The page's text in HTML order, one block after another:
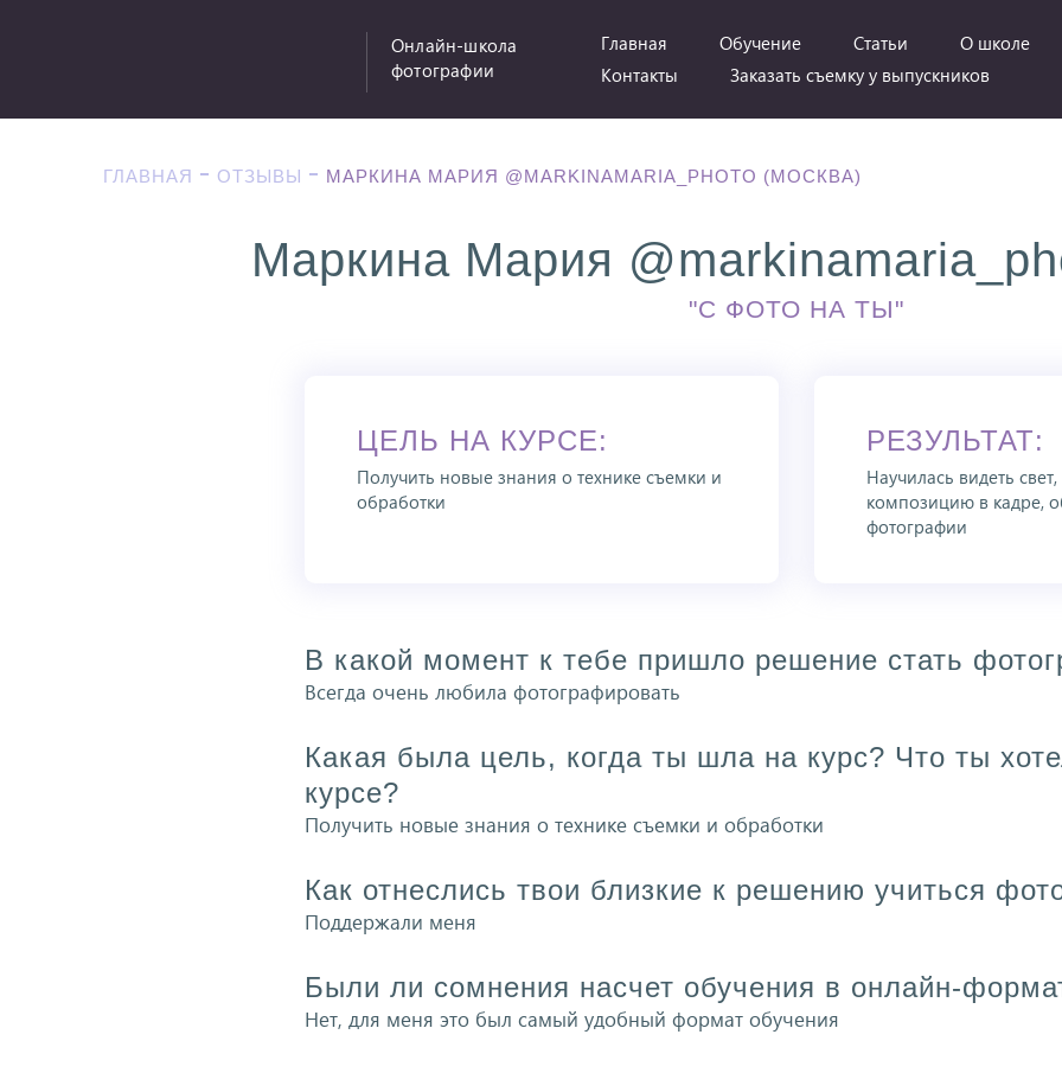
Онлайн-школа
фотографии
Главная Обучение Статьи О школе
Контакты
Заказать съемку у выпускников
ГЛАВНАЯ ОТЗЫВЫ МАРКИНА МАРИЯ @MARKINAMARIA_PHOTO (МОСКВА)
Маркина Мария
"С ФОТО НА ТЫ"
ЦЕЛЬ НА КУРСЕ:
Получить новые знания о технике съемки и
обработки
РЕЗУЛЬТАТ:
Научилась видеть
композицию в кадре,
фотографии
В какой момент к тебе пришло решение стать
Всегда очень любила фотографировать
Какая была цель, когда ты шла на курс? Что ты
курсе?
Получить новые знания о технике съемки и обработки
Как отнеслись твои близкие к решению учиться
Поддержали меня
Были ли сомнения насчет обучения в онлайн-
Нет, для меня это был самый удобный формат обучения